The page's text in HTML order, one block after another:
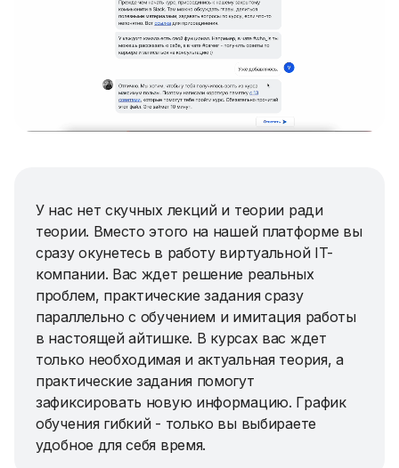
У нас нет скучных лекций и теории ради
теории. Вместо этого на нашей платформе вы
сразу окунетесь в работу виртуальной IT-
компании. Вас ждет решение реальных
проблем, практические задания сразу
параллельно с обучением и имитация работы
в настоящей айтишке. В курсах вас ждет
только необходимая и актуальная теория, а
практические задания помогут
зафиксировать новую информацию. График
обучения гибкий - только вы выбираете
удобное для себя время.